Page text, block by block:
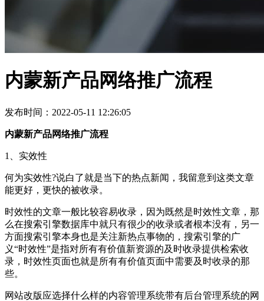
内蒙新产品网络推广流程
发布时间：2022-05-11 12:26:05
内蒙新产品网络推广流程
1、实效性
何为实效性?说白了就是当下的热点新闻，我留意到这类文章
能更好，更快的被收录。
时效性的文章一般比较容易收录，因为既然是时效性文章，那
么在搜索引擎数据库中就只有很少的收录或者根本没有，另一
方面搜索引擎本身也是关注新热点事物的，搜索引擎的广
义“时效性”是指对所有有价值新资源的及时收录提供检索收
录，时效性页面也就是所有有价值页面中需要及时收录的那
些。
网站改版应选择什么样的内容管理系统带有后台管理系统的网